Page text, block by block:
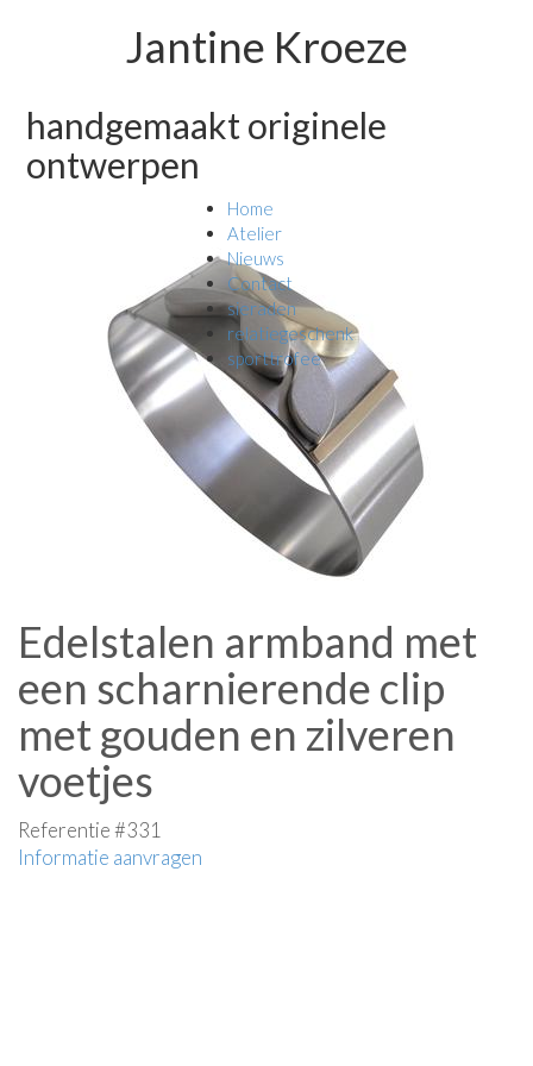
Jantine Kroeze
handgemaakt originele
ontwerpen
Home
Atelier
Nieuws
Contact
sieraden
relatiegeschenk
sporttrofee
Edelstalen armband met
een scharnierende clip
met gouden en zilveren
voetjes
Referentie #331
Informatie aanvragen